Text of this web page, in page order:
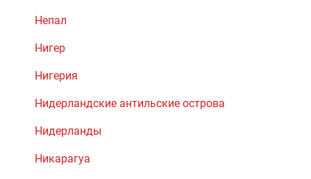
Непал
Нигер
Нигерия
Нидерландские антильские острова
Нидерланды
Никарагуа